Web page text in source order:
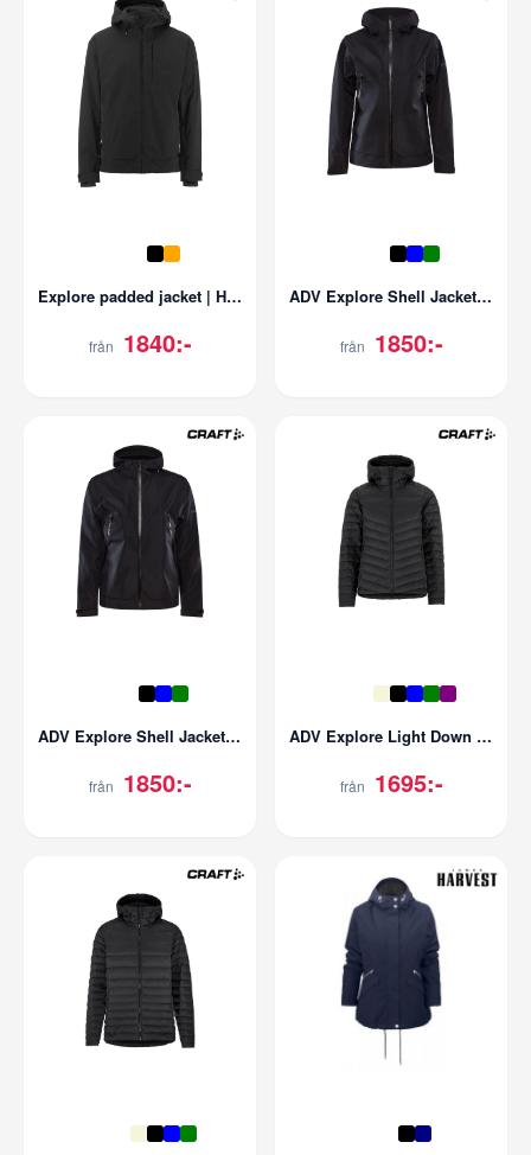
Explore padded jacket | Herr
från 1840:-
ADV Explore Shell Jacket | Dam
från 1850:-
ADV Explore Shell Jacket | Herr
från 1850:-
ADV Explore Light Down Jacket | Dam
från 1695:-